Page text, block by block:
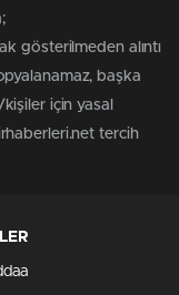
gösterilmeden alıntı
başka
için yasal
tercih